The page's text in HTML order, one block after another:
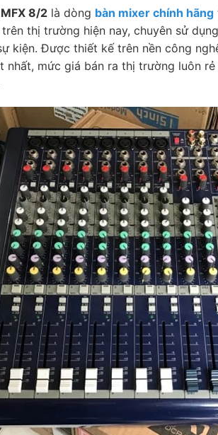
8/2 là dòng bàn mixer chính hãng
thị trường hiện nay, chuyên sử
kiện. Được thiết kế trên nền công
nhất, mức giá bán ra thị trường luôn